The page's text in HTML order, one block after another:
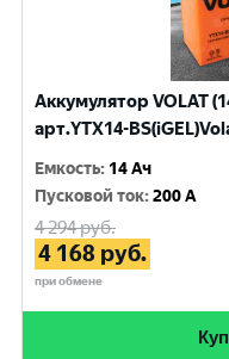
Аккумулятор VOLAT
арт.YTX14-
Емкость: 14 Ач
Пусковой ток:200 A
4 294руб.
4 168 руб.
при обмене